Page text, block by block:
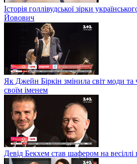
Історія голлівудської зірки
Йовович
Як Джейн Біркін змінила світ моди та
своїм іменем
Девід Бекхем став шафером на весіллі